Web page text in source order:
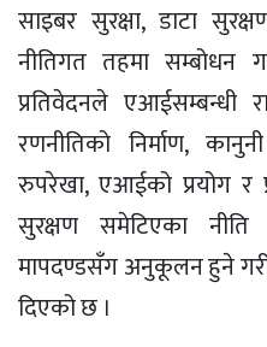
साइबर सुरक्षा, डाटा
नीतिगत तहमा सम्बोधन
प्रतिवेदनले एआईसम्बन्धी
रणनीतिको निर्माण,
रुपरेखा, एआईको प्रयोग र
सुरक्षण समेटिएका नीति
मापदण्डसँग अनुकूलन हुने गरी
दिएको छ ।